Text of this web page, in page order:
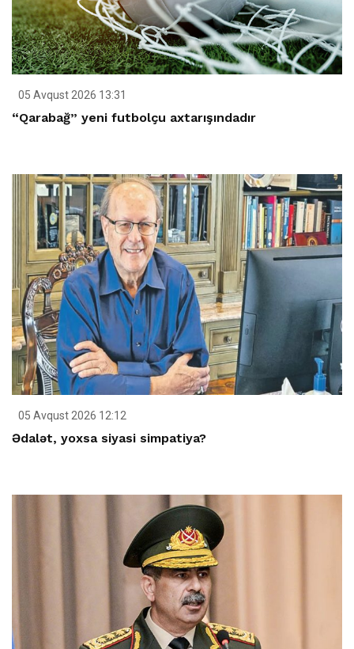
05 Avqust 2026 13:31
“Qarabağ” yeni futbolçu axtarışındadır
05 Avqust 2026 12:12
Ədalət, yoxsa siyasi simpatiya?